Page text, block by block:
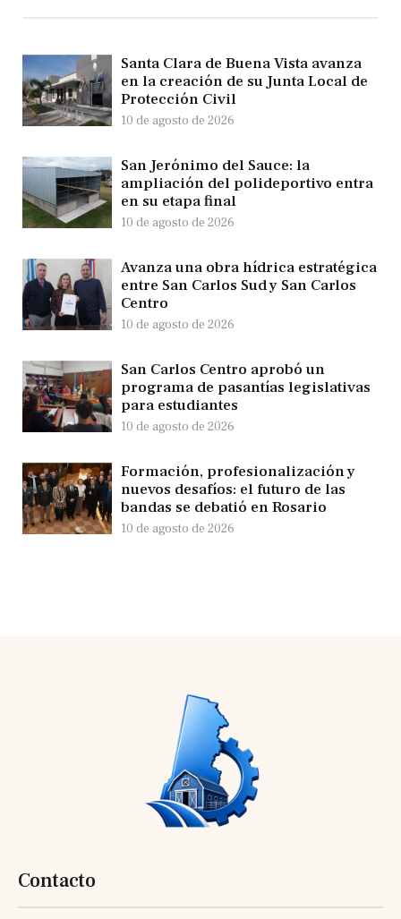
Santa Clara de Buena Vista avanza
en la creación de su Junta Local de
Protección Civil
10 de agosto de 2026
San Jerónimo del Sauce: la
ampliación del polideportivo entra
en su etapa final
10 de agosto de 2026
Avanza una obra hídrica estratégica
entre San Carlos Sud y San Carlos
Centro
10 de agosto de 2026
San Carlos Centro aprobó un
programa de pasantías legislativas
para estudiantes
10 de agosto de 2026
Formación, profesionalización y
nuevos desafíos: el futuro de las
bandas se debatió en Rosario
10 de agosto de 2026
Contacto